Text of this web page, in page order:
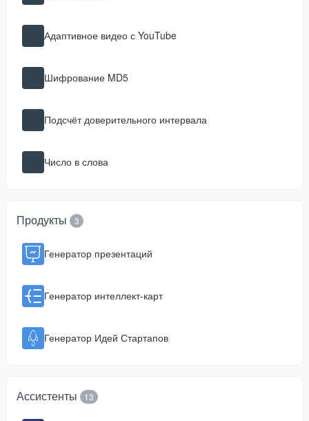
Адаптивное видео с YouTube
Шифрование MD5
Подсчёт доверительного интервала
Число в слова
Продукты 3
Генератор презентаций
Генератор интеллект-карт
Генератор Идей Стартапов
Ассистенты 13